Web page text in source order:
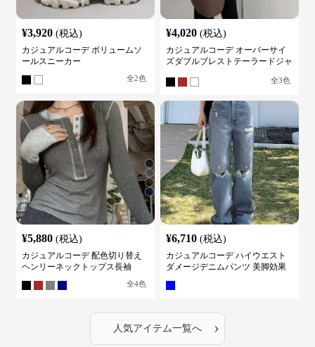
¥3,920 (税込)
カジュアルコーデ ボリュームソ
ールスニーカー
全2色
¥4,020 (税込)
カジュアルコーデ オーバーサイ
ズダブルブレストテーラードジャ
全3色
¥5,880 (税込)
カジュアルコーデ 配色切り替え
ヘンリーネックトップス長袖
全4色
¥6,710 (税込)
カジュアルコーデ ハイウエスト
ダメージデニムパンツ 美脚効果
人気アイテム一覧へ ›